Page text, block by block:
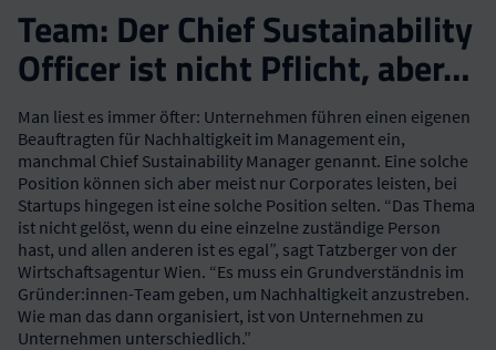
Team: Der Chief Sustainability
Officer ist nicht Pflicht, aber…
Man liest es immer öfter: Unternehmen führen einen eigenen
Beauftragten für Nachhaltigkeit im Management ein,
manchmal Chief Sustainability Manager genannt. Eine solche
Position können sich aber meist nur Corporates leisten, bei
Startups hingegen ist eine solche Position selten. “Das Thema
ist nicht gelöst, wenn du eine einzelne zuständige Person
hast, und allen anderen ist es egal”, sagt Tatzberger von der
Wirtschaftsagentur Wien. “Es muss ein Grundverständnis im
Gründer:innen-Team geben, um Nachhaltigkeit anzustreben.
Wie man das dann organisiert, ist von Unternehmen zu
Unternehmen unterschiedlich.”